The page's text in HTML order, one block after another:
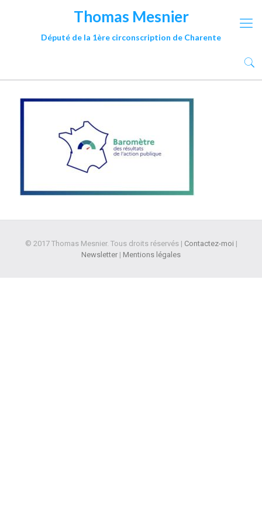
Thomas Mesnier
Député de la 1ère circonscription de Charente
© 2017 Thomas Mesnier. Tous droits réservés | Contactez-moi |
Newsletter | Mentions légales